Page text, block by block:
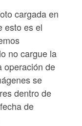
cargada en
esto es el
no cargue la
operación de
se
dentro de
de